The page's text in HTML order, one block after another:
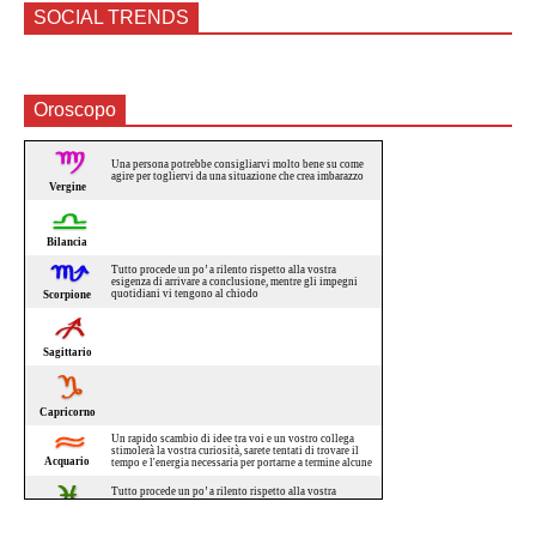
SOCIAL TRENDS
Oroscopo